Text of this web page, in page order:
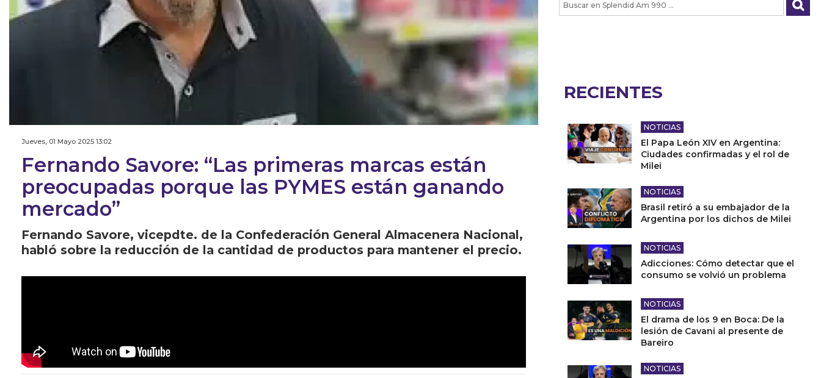
Jueves, 01 Mayo 2025 13:02
Fernando Savore: “Las primeras marcas están
preocupadas porque las PYMES están ganando
mercado”
Fernando Savore, vicepdte. de la Confederación General Almacenera Nacional,
habló sobre la reducción de la cantidad de productos para mantener el precio.
RECIENTES
NOTICIAS
El Papa León XIV en Argentina:
Ciudades confirmadas y el rol de
Milei
NOTICIAS
Brasil retiró a su embajador de la
Argentina por los dichos de Milei
NOTICIAS
Adicciones: Cómo detectar que el
consumo se volvió un problema
NOTICIAS
El drama de los 9 en Boca: De la
lesión de Cavani al presente de
Bareiro
NOTICIAS